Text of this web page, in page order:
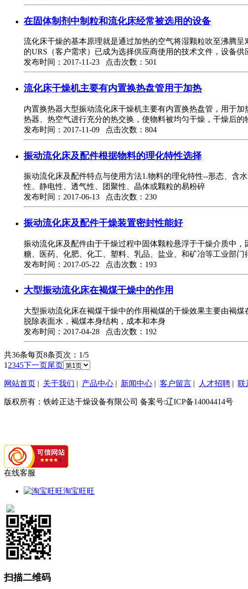
在固体制剂中制粒和流化床经常被选用的设备
流化床干燥的基本原理就是通过加热的空气将湿颗粒吹至沸腾
的URS（客户需求）已成为选择供应商使用的技术文件，设备供
发布时间：2017-11-23 点击次数：501
流化床干燥机主要有内置换热盘管用于加热
内置换热器大型振动流化床干燥机主要有内置换热盘管，用于
热器、热空气进行充分的热交换，使物料被均匀干燥，干燥后的
发布时间：2017-11-09 点击次数：804
振动流化床及配件根据物料的理化特性选择
振动流化床及配件特点与使用方法1.物料的理化特性--形态、含
性、静电性、透气性、团聚性、晶体或颗粒的易粉碎
发布时间：2017-06-13 点击次数：230
振动流化床及配件干燥装置密封性能好
振动流化床及配件由于干燥过程中固体颗粒悬浮于干燥介质中
糖、医药、化肥、化工、塑料、乳品、盐业、和矿冶等工业部门
发布时间：2017-05-22 点击次数：193
大型振动流化床在褐煤干燥中的作用
大型振动流化床在褐煤干燥中的作用褐煤的干燥效果主要由褐
脱除表面水，褐煤本身结构，成本和本身
发布时间：2017-04-28 点击次数：192
共36条每页8条页次：1/5
1 2345下一页尾页
网站首页 | 关于我们 | 产品中心 | 新闻中心 | 客户留言 | 人才招聘 | 联
版权所有：铁岭正达干燥设备有限公司 备案号:辽ICP备14004414号
在线客服
淘宝旺旺
扫描二维码